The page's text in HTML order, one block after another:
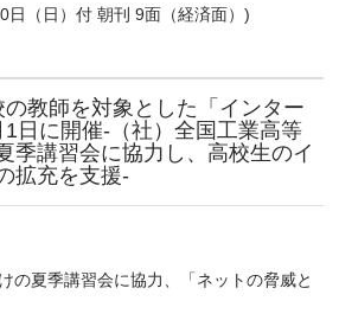
日（日）付 朝刊 9面（経済面）)
教師を対象とした「インター
日に開催‐（社）全国工業高等
季講習会に協力し、高校生のイ
拡充を支援‐
の夏季講習会に協力、「ネットの脅威と